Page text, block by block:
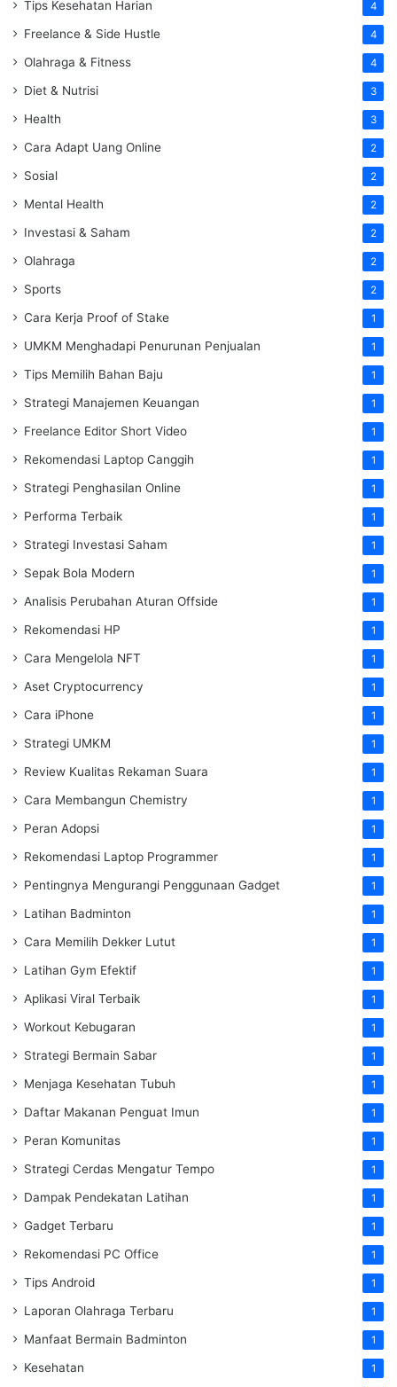
Tips Kesehatan Harian 4
Freelance & Side Hustle 4
Olahraga & Fitness 4
Diet & Nutrisi 3
Health 3
Cara Adapt Uang Online 2
Sosial 2
Mental Health 2
Investasi & Saham 2
Olahraga 2
Sports 2
Cara Kerja Proof of Stake 1
UMKM Menghadapi Penurunan Penjualan 1
Tips Memilih Bahan Baju 1
Strategi Manajemen Keuangan 1
Freelance Editor Short Video 1
Rekomendasi Laptop Canggih 1
Strategi Penghasilan Online 1
Performa Terbaik 1
Strategi Investasi Saham 1
Sepak Bola Modern 1
Analisis Perubahan Aturan Offside 1
Rekomendasi HP 1
Cara Mengelola NFT 1
Aset Cryptocurrency 1
Cara iPhone 1
Strategi UMKM 1
Review Kualitas Rekaman Suara 1
Cara Membangun Chemistry 1
Peran Adopsi 1
Rekomendasi Laptop Programmer 1
Pentingnya Mengurangi Penggunaan Gadget 1
Latihan Badminton 1
Cara Memilih Dekker Lutut 1
Latihan Gym Efektif 1
Aplikasi Viral Terbaik 1
Workout Kebugaran 1
Strategi Bermain Sabar 1
Menjaga Kesehatan Tubuh 1
Daftar Makanan Penguat Imun 1
Peran Komunitas 1
Strategi Cerdas Mengatur Tempo 1
Dampak Pendekatan Latihan 1
Gadget Terbaru 1
Rekomendasi PC Office 1
Tips Android 1
Laporan Olahraga Terbaru 1
Manfaat Bermain Badminton 1
Kesehatan 1